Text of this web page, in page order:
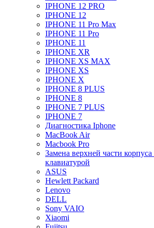
IPHONE 12 PRO
IPHONE 12
IPHONE 11 Pro Max
IPHONE 11 Pro
IPHONE 11
IPHONE XR
IPHONE XS MAX
IPHONE XS
IPHONE X
IPHONE 8 PLUS
IPHONE 8
IPHONE 7 PLUS
IPHONE 7
Диагностика Iphone
MacBook Air
Macbook Pro
Замена верхней части
клавиатурой
ASUS
Hewlett Packard
Lenovo
DELL
Sony VAIO
Xiaomi